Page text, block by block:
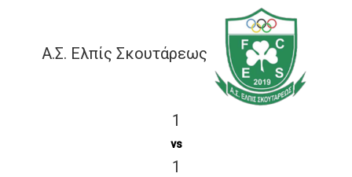
Α.Σ. Ελπίς Σκουτάρεως
1
vs
1